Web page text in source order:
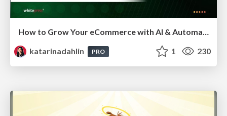
How to Grow Your eCommerce with AI & Automation
katarinadahlin
PRO 1 230